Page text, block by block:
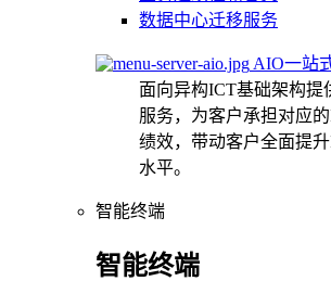
数据中心迁移服务
AIO一站
面向异构ICT基础架构提
服务，为客户承担对应
绩效，带动客户全面提
水平。
智能终端
智能终端